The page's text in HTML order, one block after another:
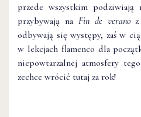
przede wszystkim podziwiają
przybywają na Fin de veranoz
odbywają się występy, zaś w
w lekcjach flamenco dla
niepowtarzalnej atmosfery
zechce wrócić tutaj za rok!